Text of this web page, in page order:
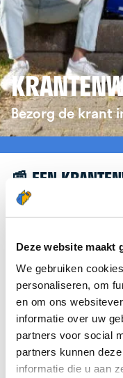
Deze website maakt
We gebruiken
personaliseren, om
en om ons
informatie over uw
partners voor social
partners kunnen
informatie die u aan
Bezorg de krant
📰 EEN
Leuk dat je
verwijzen we je
krantenbezorgen.nl
aanmelden om de
We hopen dat je
je veel succes! 🚴‍♂️💨